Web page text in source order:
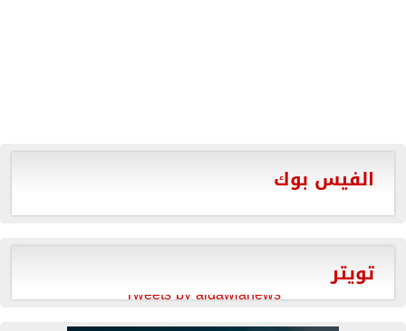
الفيس بوك
تويتر
Tweets by aldawlanews